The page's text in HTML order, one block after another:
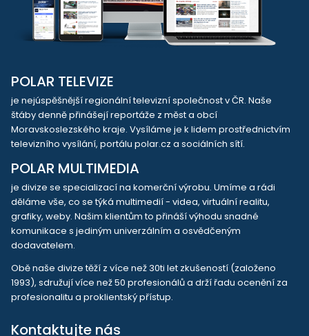
POLAR TELEVIZE
je nejúspěšnější regionální televizní společnost v ČR. Naše
štáby denně přinášejí reportáže z měst a obcí
Moravskoslezského kraje. Vysíláme je k lidem prostřednictvím
televizního vysílání, portálu polar.cz a sociálních sítí.
POLAR MULTIMEDIA
je divize se specializací na komerční výrobu. Umíme a rádi
děláme vše, co se týká multimedií - videa, virtuální realitu,
grafiky, weby. Našim klientům to přináší výhodu snadné
komunikace s jediným univerzálním a osvědčeným
dodavatelem.
Obě naše divize těží z více než 30ti let zkušeností (založeno
1993), sdružují více než 50 profesionálů a drží řadu ocenění za
profesionalitu a proklientský přístup.
Kontaktujte nás